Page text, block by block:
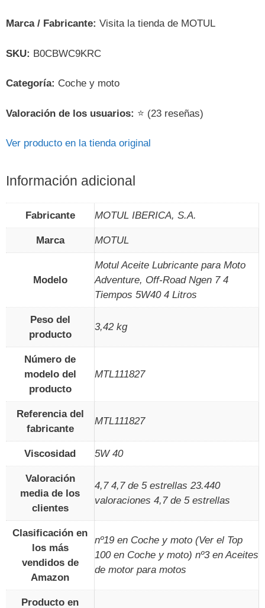
Marca / Fabricante: Visita la tienda de MOTUL
SKU: B0CBWC9KRC
Categoría: Coche y moto
Valoración de los usuarios: ⭐ (23 reseñas)
Ver producto en la tienda original
Información adicional
Fabricante ‎MOTUL IBERICA, S.A.
Marca ‎MOTUL
Modelo
‎Motul Aceite Lubricante para Moto
Adventure, Off-Road Ngen 7 4
Tiempos 5W40 4 Litros
Peso del
producto
‎3,42 kg
Número de
modelo del
producto
‎MTL111827
Referencia del
fabricante
‎MTL111827
Viscosidad ‎5W 40
Valoración
media de los
clientes
4,7 4,7 de 5 estrellas 23.440
valoraciones 4,7 de 5 estrellas
Clasificación en
los más
vendidos de
Amazon
nº19 en Coche y moto (Ver el Top
100 en Coche y moto) nº3 en Aceites
de motor para motos
Producto en